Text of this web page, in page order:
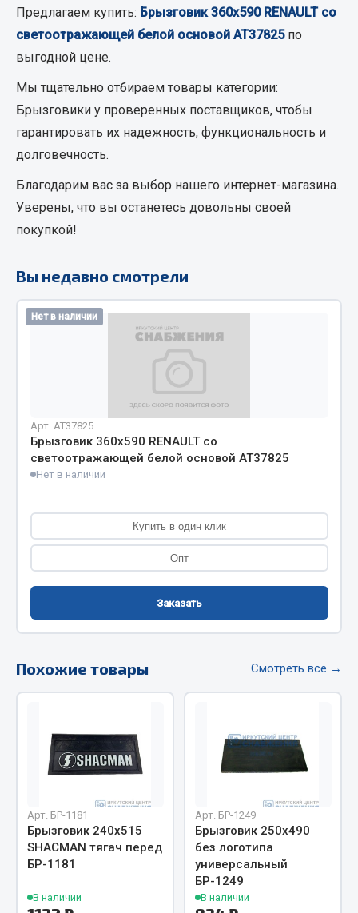
Охладжающие жидкости
Весь раздел
МЕТИЗЫ
Гайки
Кольца стопорные
Пресс-масленки
Пружины
Хомуты
Показать ещё
Соединительные элементы
Camozzi
Трубки, муфты, гайки
Угольники
Фитинги
Штуцеры
Измерительный инструмент
Крепежный инструмент
Силовое оборудование
Слесарный инструмент
Столярный инструмент
Предлагаем купить: Брызговик 360х590 RENAULT со
светоотражающей белой основой АТ37825по
выгодной цене.
Мы тщательно отбираем товары категории:
Брызговики у проверенных поставщиков, чтобы
гарантировать их надежность, функциональность и
долговечность.
Благодарим вас за выбор нашего интернет-магазина.
Уверены, что вы останетесь довольны своей
покупкой!
Вы недавно смотрели
Нет в наличии
Арт. AT37825
Брызговик 360х590 RENAULT со
светоотражающей белой основой АТ37825
Нет в наличии
Купить в один клик
Опт
Заказать
Похожие товары Смотреть все →
Арт. БР-1181
Брызговик 240х515
SHACMAN тягач перед
БР-1181
В наличии
Арт. БР-1249
Брызговик 250х490
без логотипа
универсальный
БР-1249
В наличии